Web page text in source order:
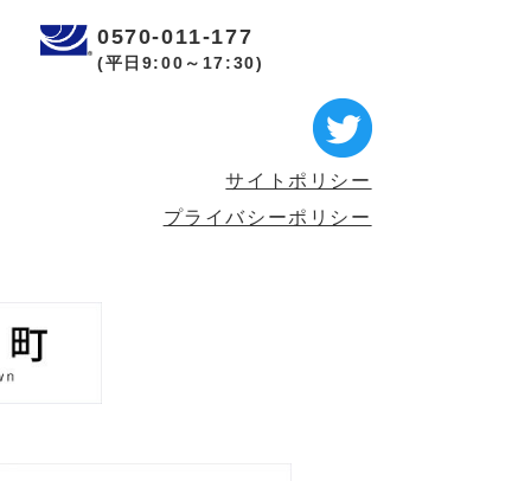
0570-011-177
(平日9:00～17:30)
サイトポリシー
プライバシーポリシー